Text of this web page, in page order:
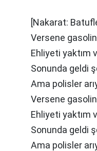
[Nakarat:
Versene
Ehliyeti yaktım
Sonunda geldi
Ama polisler
Versene
Ehliyeti yaktım
Sonunda geldi
Ama polisler